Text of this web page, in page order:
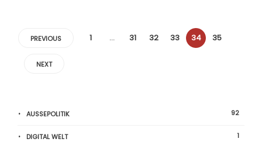
PREVIOUS 1 … 31 32 33 34 35
NEXT
AUSSEPOLITIK 92
DIGITAL WELT 1